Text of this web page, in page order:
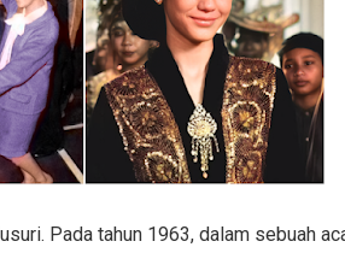
Pada tahun 1963, dalam sebuah